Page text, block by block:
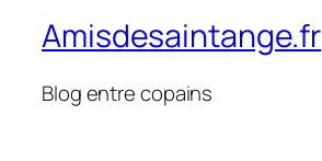
Amisdesaintange.fr
Blog entre copains